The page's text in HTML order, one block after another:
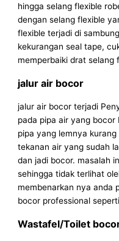
hingga selang flexible
dengan selang flexible
flexible terjadi di
kekurangan seal tape,
memperbaiki drat selang
jalur air bocor
jalur air bocor terjadi
pada pipa air yang
pipa yang lemnya
tekanan air yang sudah
dan jadi bocor. masalah
sehingga tidak terlihat
membenarkan nya anda
bocor professional
Wastafel/Toilet